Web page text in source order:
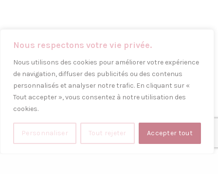
Nous respectons votre vie privée.
Nous utilisons des cookies pour améliorer votre expérience
de navigation, diffuser des publicités ou des contenus
personnalisés et analyser notre trafic. En cliquant sur «
Tout accepter », vous consentez à notre utilisation des
cookies.
Personnaliser Tout rejeter Accepter tout
Découvrez nos collections d’extensions de cheveux premium.
Téléphone: 01 42 62 72 88